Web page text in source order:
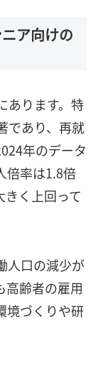
ア向けの
あります。特
であり、再就
年のデータ
倍率は1.8倍
きく上回って
人口の減少が
高齢者の雇用
境づくりや研